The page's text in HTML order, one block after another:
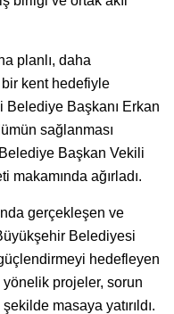
planlı, daha
kent hedefiyle
Belediye Başkanı Erkan
sağlanması
Başkan Vekili
ağırladı.
gerçekleşen ve
Belediyesi
hedefleyen
yönelik projeler, sorun
masaya yatırıldı.